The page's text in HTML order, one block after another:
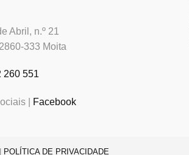
Abril, n.º 21
333 Moita
260 551
| Facebook
POLÍTICA DE PRIVACIDADE